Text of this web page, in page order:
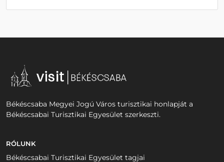
Békéscsaba Megyei Jogú Város turisztikai honlapját a
Békéscsabai Turisztikai Egyesület szerkeszti.
RÓLUNK
Békéscsabai Turisztikai Egyesület tagjai